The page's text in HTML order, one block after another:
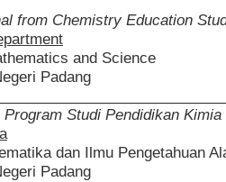
from Chemistry Education
and Science
Padang
Studi Pendidikan Kimia
dan Ilmu Pengetahuan
Padang